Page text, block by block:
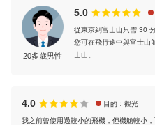
20多歲男性
5.0
從東京到富士山只需 30
您可在飛行途中與富士山
士山。.
4.0 目的：觀光
我之前曾使用過較小的飛機，但機艙較小